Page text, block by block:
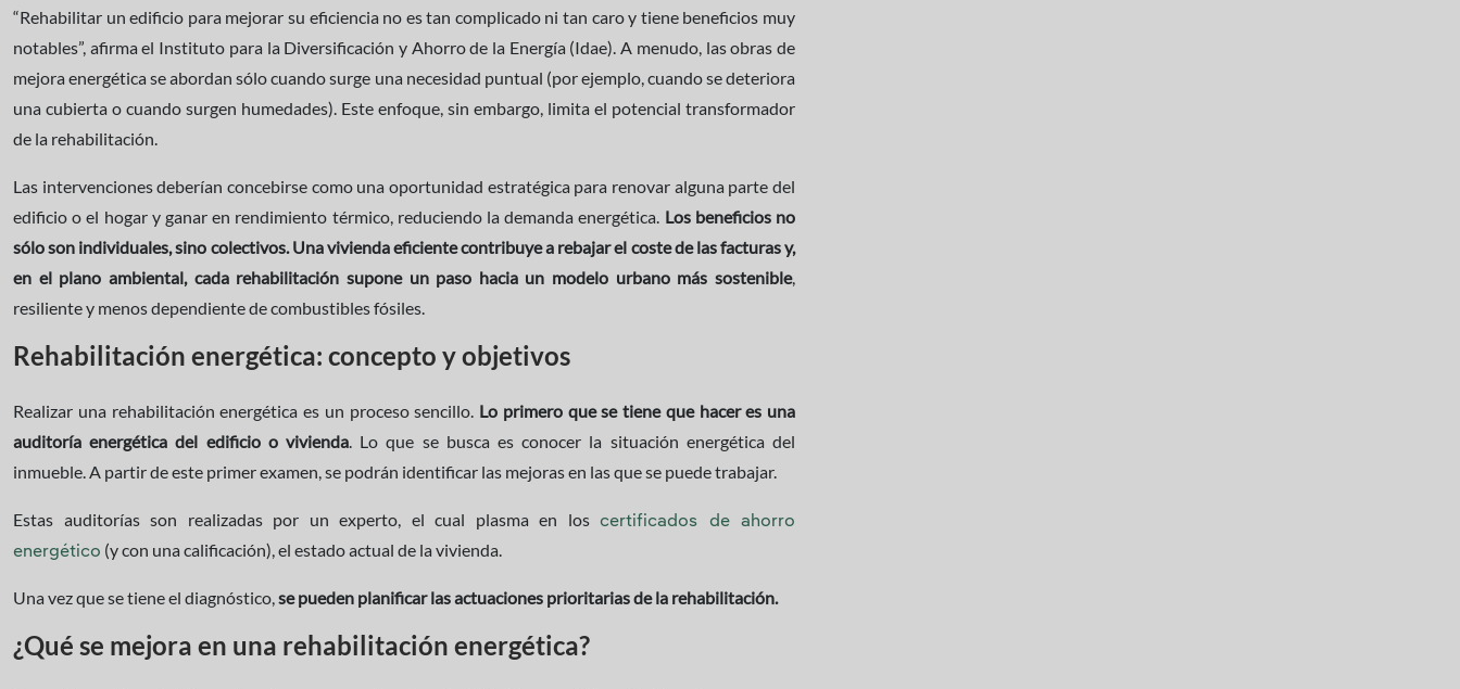
“Rehabilitar un edificio para mejorar su eficiencia no es tan complicado ni tan caro y tiene beneficios muy
notables”, afirma el Instituto para la Diversificación y Ahorro de la Energía (Idae). A menudo, las obras de
mejora energética se abordan sólo cuando surge una necesidad puntual (por ejemplo, cuando se deteriora
una cubierta o cuando surgen humedades). Este enfoque, sin embargo, limita el potencial transformador
de la rehabilitación.
Las intervenciones deberían concebirse como una oportunidad estratégica para renovar alguna parte del
edificio o el hogar y ganar en rendimiento térmico, reduciendo la demanda energética. Los beneficios no
sólo son individuales, sino colectivos. Una vivienda eficiente contribuye a rebajar el coste de las facturas y,
en el plano ambiental, cada rehabilitación supone un paso hacia un modelo urbano más sostenible,
resiliente y menos dependiente de combustibles fósiles.
Rehabilitación energética: concepto y objetivos
Realizar una rehabilitación energética es un proceso sencillo. Lo primero que se tiene que hacer es una
auditoría energética del edificio o vivienda. Lo que se busca es conocer la situación energética del
inmueble. A partir de este primer examen, se podrán identificar las mejoras en las que se puede trabajar.
Estas auditorías son realizadas por un experto, el cual plasma en los
certificados de ahorro
energético (y con una calificación), el estado actual de la vivienda.
Una vez que se tiene el diagnóstico,se pueden planificar las actuaciones prioritarias de la rehabilitación.
¿Qué se mejora en una rehabilitación energética?